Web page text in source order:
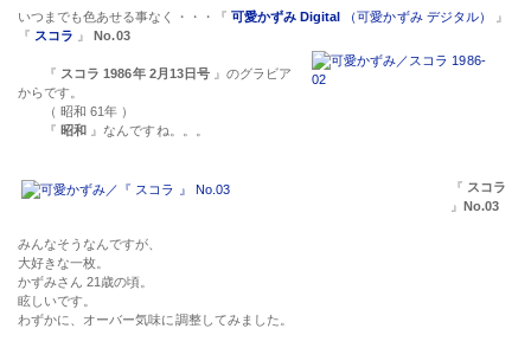
いつまでも色あせる事なく・・・『 可愛かずみ Digital （可愛かずみ デジタル）
』
『 スコラ 』No.03
『 スコラ 1986年 2月13日号』のグラビア
からです。
（ 昭和 61年 ）
『 昭和 』なんですね。。。
『 スコラ
』No.03
みんなそうなんですが、
大好きな一枚。
かずみさん 21歳の頃。
眩しいです。
わずかに、オーバー気味に調整してみました。